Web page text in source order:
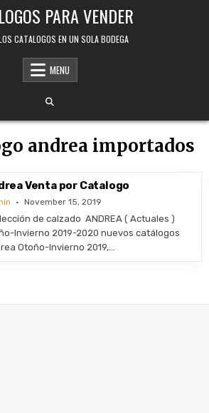
PARA VENDER
CATALOGOS EN UN SOLA BODEGA
MENU
andrea importados
Venta por Catalogo
November 15, 2019
de calzado ANDREA ( Actuales )
Invierno 2019-2020 nuevos catálogos
Otoño-Invierno 2019,…